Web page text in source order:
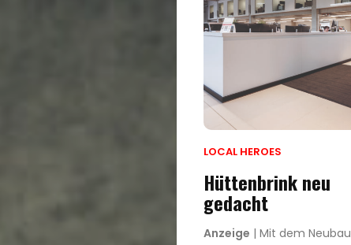
LOCAL HEROES
Hüttenbrink neu
gedacht
Anzeige | Mit dem Neubau